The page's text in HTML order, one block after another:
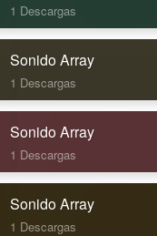
1 Descargas
Sonido Array
1 Descargas
Sonido Array
1 Descargas
Sonido Array
1 Descargas